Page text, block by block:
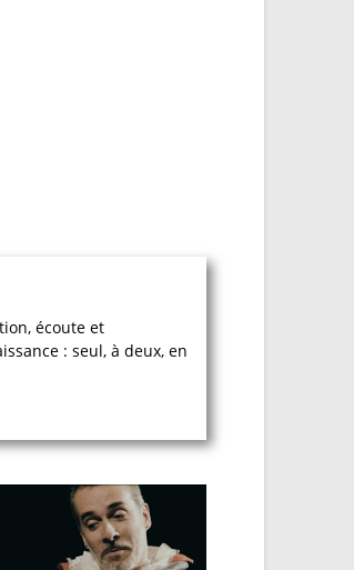
écoute et
: seul, à deux, en